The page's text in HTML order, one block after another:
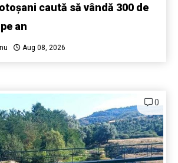
caută să vândă 300 de
an
Aug 08, 2026
0